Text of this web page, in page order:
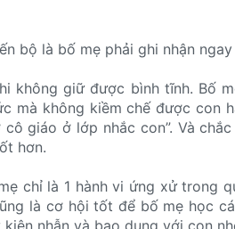
bộ là bố mẹ phải ghi nhận
không giữ được bình tĩnh. Bố
mà không kiềm chế được con
giáo ở lớp nhắc con”. Và
hơn.
chỉ là 1 hành vi ứng xử trong
là cơ hội tốt để bố mẹ học